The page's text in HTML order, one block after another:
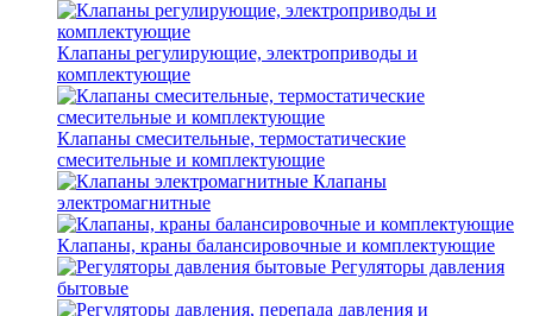
Клапаны регулирующие, электроприводы и
комплектующие
Клапаны смесительные, термостатические
смесительные и комплектующие
Клапаны
электромагнитные
Клапаны, краны балансировочные и комплектующие
Регуляторы давления
бытовые